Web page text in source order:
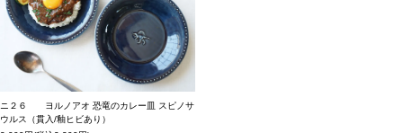
ニ２６ ヨルノアオ 恐竜のカレー皿 スピノサ
ウルス（貫入/釉ヒビあり）